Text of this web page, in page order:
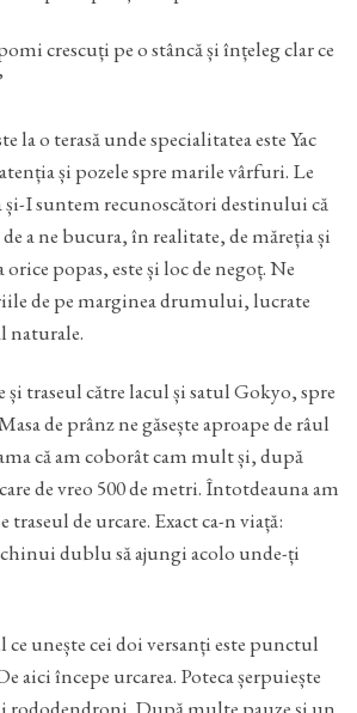
crescuți pe o stâncă și înțeleg clar ce
la o terasă unde specialitatea este Yac
și pozele spre marile vârfuri. Le
I suntem recunoscători destinului că
a ne bucura, în realitate, de măreția și
popas, este și loc de negoț. Ne
de pe marginea drumului, lucrate
naturale.
și traseul către lacul și satul Gokyo, spre
de prânz ne găsește aproape de râul
că am coborât cam mult și, după
de vreo 500 de metri. Întotdeauna am
de urcare. Exact ca-n viață:
dublu să ajungi acolo unde-ți
unește cei doi versanți este punctul
aici începe urcarea. Poteca șerpuiește
După multe pauze și un